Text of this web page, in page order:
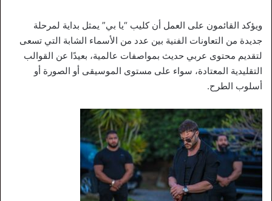
ويؤكد القائمون على العمل أن كليب “يا بي” يمثل بداية لمرحلة
جديدة من التعاونات الفنية بين عدد من الأسماء الشابة التي تسعى
لتقديم محتوى عربي حديث بمواصفات عالمية، بعيدًا عن القوالب
التقليدية المعتادة، سواء على مستوى الموسيقى أو الصورة أو
أسلوب الطرح.